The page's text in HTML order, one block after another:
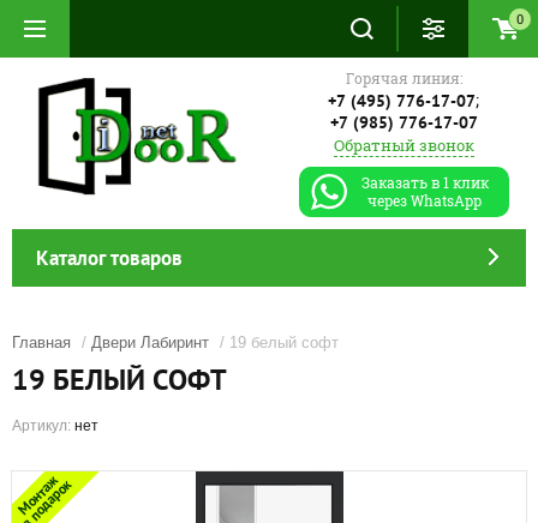
0
Горячая линия:
+7 (495) 776-17-07;
+7 (985) 776-17-07
Обратный звонок
Заказать в 1 клик
через WhatsApp
Каталог товаров
Главная / Двери Лабиринт / 19 белый софт
19 БЕЛЫЙ СОФТ
Артикул: нет
Монтаж
в подарок